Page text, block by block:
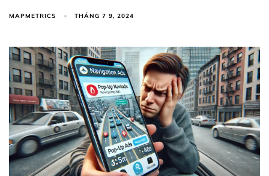
MAPMETRICS THÁNG 7 9, 2024